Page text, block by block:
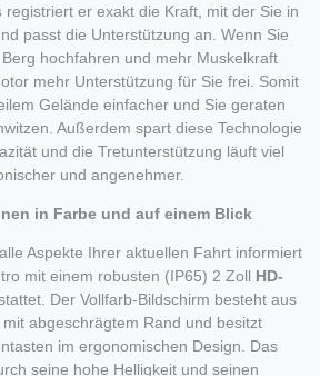
registriert er exakt die Kraft, mit der Sie in
passt die Unterstützung an. Wenn Sie
hochfahren und mehr Muskelkraft
mehr Unterstützung für Sie frei. Somit
Gelände einfacher und Sie geraten
Außerdem spart diese Technologie
und die Tretunterstützung läuft viel
und angenehmer.
in Farbe und auf einem Blick
Aspekte Ihrer aktuellen Fahrt informiert
mit einem robusten (IP65) 2 Zoll HD-
Der Vollfarb-Bildschirm besteht aus
abgeschrägtem Rand und besitzt
im ergonomischen Design. Das
seine hohe Helligkeit und seinen